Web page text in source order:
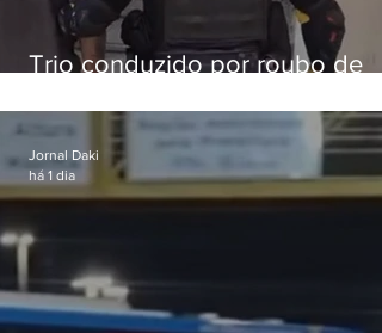
Trio conduzido por roubo de
passagens
Jornal Daki
há 1 dia